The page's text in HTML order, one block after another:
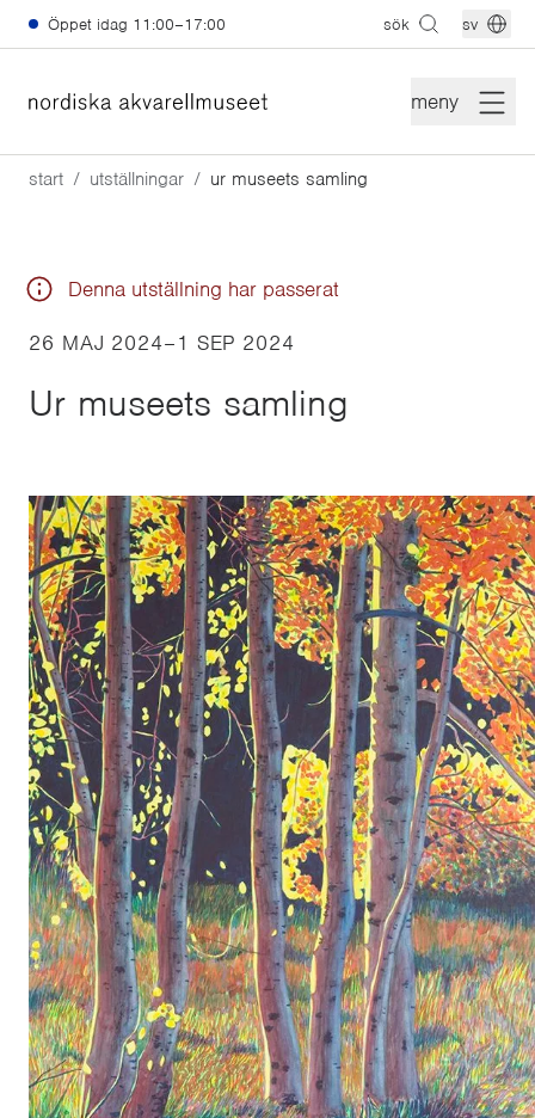
Hoppa till huvudinnehåll
Öppet idag 11:00–17:00 sök sv
meny
start utställningar ur museets samling
Denna utställning har passerat
26 MAJ 2024–1 SEP 2024
Ur museets samling